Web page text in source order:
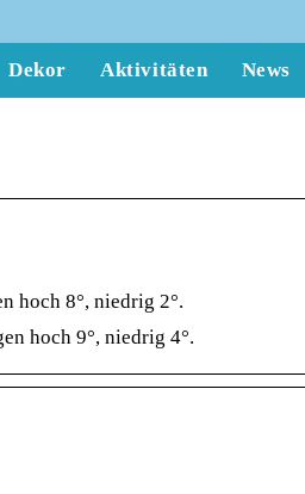
Dekor Aktivitäten News
hoch 8°, niedrig 2°.
hoch 9°, niedrig 4°.